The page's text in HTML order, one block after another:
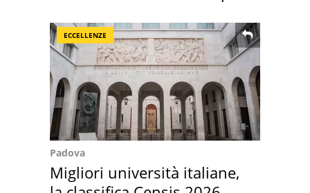
ECCELLENZE
Padova
Migliori università italiane,